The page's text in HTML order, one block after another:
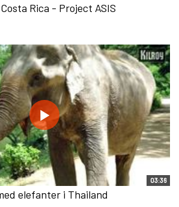
Rica - Project ASIS
03:36
elefanter i Thailand